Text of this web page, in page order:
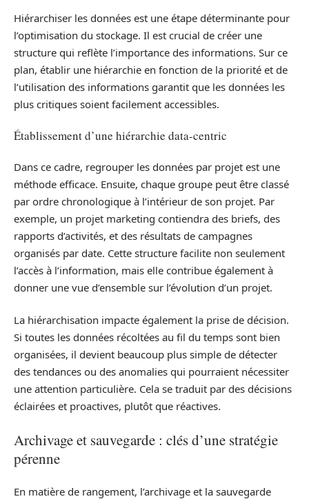
Hiérarchiser les données est une étape déterminante pour
l’optimisation du stockage. Il est crucial de créer une
structure qui reflète l’importance des informations. Sur ce
plan, établir une hiérarchie en fonction de la priorité et de
l’utilisation des informations garantit que les données les
plus critiques soient facilement accessibles.
Établissement d’une hiérarchie data-centric
Dans ce cadre, regrouper les données par projet est une
méthode efficace. Ensuite, chaque groupe peut être classé
par ordre chronologique à l’intérieur de son projet. Par
exemple, un projet marketing contiendra des briefs, des
rapports d’activités, et des résultats de campagnes
organisés par date. Cette structure facilite non seulement
l’accès à l’information, mais elle contribue également à
donner une vue d’ensemble sur l’évolution d’un projet.
La hiérarchisation impacte également la prise de décision.
Si toutes les données récoltées au fil du temps sont bien
organisées, il devient beaucoup plus simple de détecter
des tendances ou des anomalies qui pourraient nécessiter
une attention particulière. Cela se traduit par des décisions
éclairées et proactives, plutôt que réactives.
Archivage et sauvegarde : clés d’une stratégie
pérenne
En matière de rangement, l’archivage et la sauvegarde